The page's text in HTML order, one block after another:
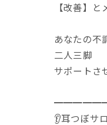
【改善】
あなたの不
二人三脚
サポートさ
👂️耳つぼサ